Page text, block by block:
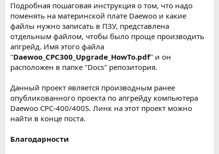
Подробная пошаговая инструкция о том, что надо
поменять на материнской плате Daewoo и какие
файлы нужно записать в ПЗУ, представлена
отдельным файлом, чтобы было проще производить
апгрейд. Имя этого файла
"Daewoo_CPC300_Upgrade_HowTo.pdf" и он
расположен в папке "Docs" репозитория.
Данный проект является производным ранее
опубликованного проекта по апгрейду компьютера
Daewoo CPC-400/400S. Линк на этот проект можно
найти в конце поста.
Благодарности